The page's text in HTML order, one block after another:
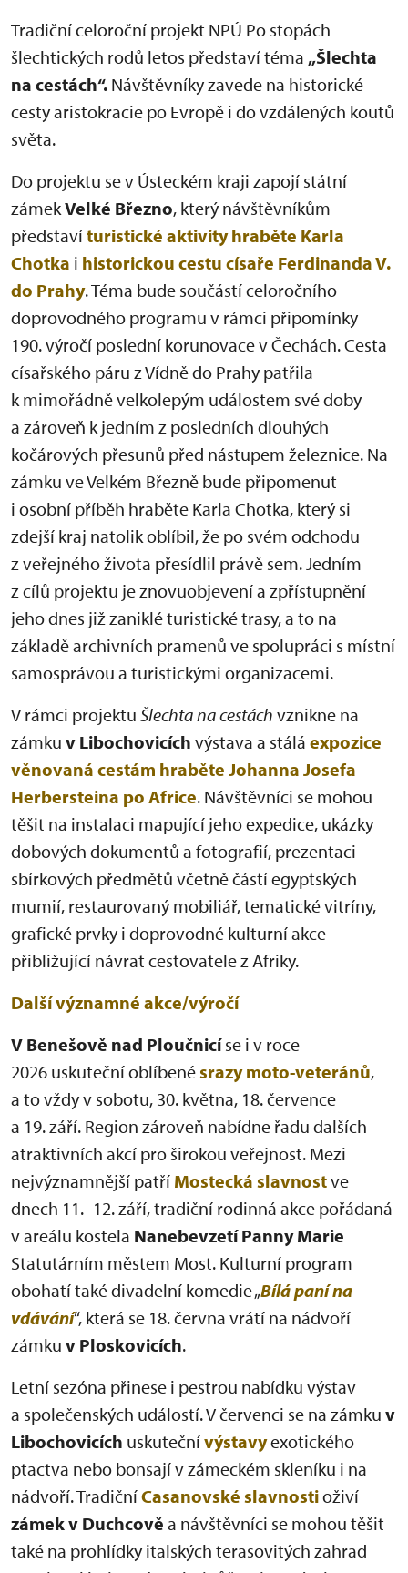
Tradiční celoroční projekt NPÚ Po stopách
šlechtických rodů letos představí téma „Šlechta
na cestách“. Návštěvníky zavede na historické
cesty aristokracie po Evropě i do vzdálených koutů
světa.
Do projektu se v Ústeckém kraji zapojí státní
zámekVelké Březno, který návštěvníkům
představíturistické aktivity hraběte Karla
Chotka i historickou cestu císaře Ferdinanda V.
do Prahy. Téma bude součástí celoročního
doprovodného programu v rámci připomínky
190. výročí poslední korunovace v Čechách. Cesta
císařského páru z Vídně do Prahy patřila
k mimořádně velkolepým událostem své doby
a zároveň k jedním z posledních dlouhých
kočárových přesunů před nástupem železnice. Na
zámku ve Velkém Březně bude připomenut
i osobní příběh hraběte Karla Chotka, který si
zdejší kraj natolik oblíbil, že po svém odchodu
z veřejného života přesídlil právě sem. Jedním
z cílů projektu je znovuobjevení a zpřístupnění
jeho dnes již zaniklé turistické trasy, a to na
základě archivních pramenů ve spolupráci s místní
samosprávou a turistickými organizacemi.
V rámci projektu Šlechta na cestách vznikne na
zámku v Libochovicích výstava a stálá expozice
věnovaná cestám hraběte Johanna Josefa
Herbersteina po Africe. Návštěvníci se mohou
těšit na instalaci mapující jeho expedice, ukázky
dobových dokumentů a fotografií, prezentaci
sbírkových předmětů včetně částí egyptských
mumií, restaurovaný mobiliář, tematické vitríny,
grafické prvky i doprovodné kulturní akce
přibližující návrat cestovatele z Afriky.
Další významné akce/výročí
V Benešově nad Ploučnicíse i v roce
2026 uskuteční oblíbenésrazy moto-veteránů,
a to vždy v sobotu, 30. května, 18. července
a 19. září. Region zároveň nabídne řadu dalších
atraktivních akcí pro širokou veřejnost. Mezi
nejvýznamnější patří Mostecká slavnostve
dnech 11.–12. září, tradiční rodinná akce pořádaná
v areálu kostela Nanebevzetí Panny Marie
Statutárním městem Most. Kulturní program
obohatí také divadelní komedie „Bílá paní na
vdávání“, která se 18. června vrátí na nádvoří
zámku v Ploskovicích.
Letní sezóna přinese i pestrou nabídku výstav
a společenských událostí. V červenci se na zámku v
Libochovicích uskutečnívýstavyexotického
ptactva nebo bonsají v zámeckém skleníku i na
nádvoří. TradičníCasanovské slavnostioživí
zámek v Duchcově a návštěvníci se mohou těšit
také na prohlídky italských terasovitých zahrad